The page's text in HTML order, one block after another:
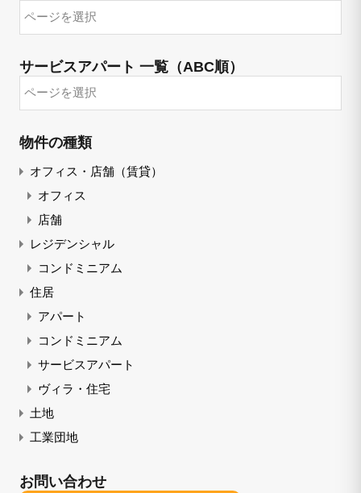
サービスアパート 一覧（ABC順）
物件の種類
オフィス・店舗（賃貸）
オフィス
店舗
レジデンシャル
コンドミニアム
住居
アパート
コンドミニアム
サービスアパート
ヴィラ・住宅
土地
工業団地
お問い合わせ